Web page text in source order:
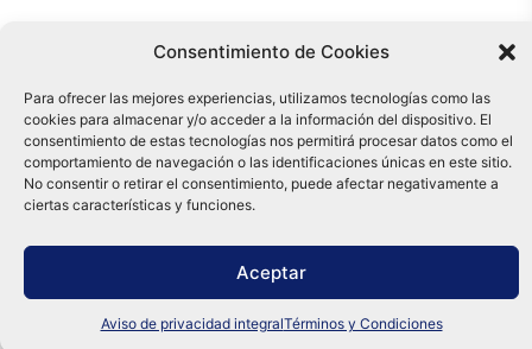
Consentimiento de Cookies
Para ofrecer las mejores experiencias, utilizamos tecnologías como las
cookies para almacenar y/o acceder a la información del dispositivo. El
consentimiento de estas tecnologías nos permitirá procesar datos como el
comportamiento de navegación o las identificaciones únicas en este sitio.
No consentir o retirar el consentimiento, puede afectar negativamente a
ciertas características y funciones.
Aceptar
Aviso de privacidad integralTérminos y Condiciones
Tu compra es respaldada por nuestro certificado SSL y operada bajo las
mejores prácticas de seguridad.
Distribuidora Tamex - México
e-commerce